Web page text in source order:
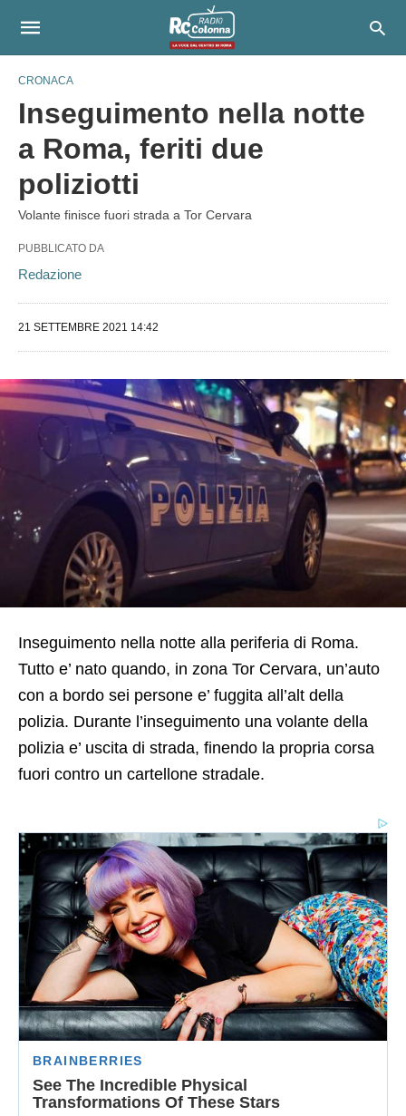
CRONACA
Inseguimento nella notte
a Roma, feriti due
poliziotti
Volante finisce fuori strada a Tor Cervara
PUBBLICATO DA
Redazione
21 SETTEMBRE 2021 14:42
Inseguimento nella notte alla periferia di Roma.
Tutto e’ nato quando, in zona Tor Cervara, un’auto
con a bordo sei persone e’ fuggita all’alt della
polizia. Durante l’inseguimento una volante della
polizia e’ uscita di strada, finendo la propria corsa
fuori contro un cartellone stradale.